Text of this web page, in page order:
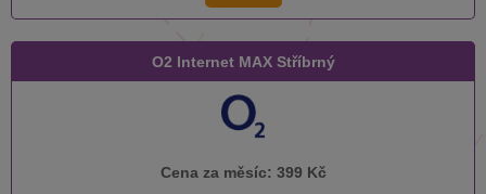
O2 Internet MAX Stříbrný
Cena za měsíc: 399 Kč